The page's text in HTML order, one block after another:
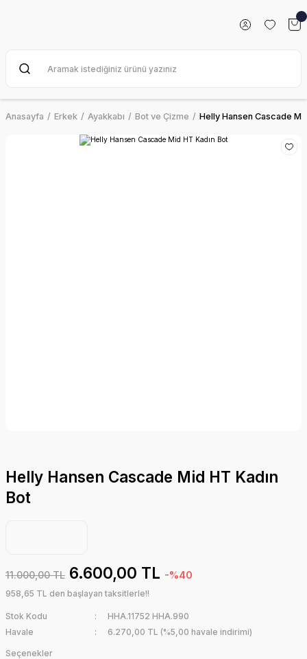
Anasayfa Erkek Ayakkabı Bot ve Çizme Helly Hansen Cascade
Helly Hansen Cascade Mid HT Kadın
Bot
11.000,00 TL 6.600,00 TL -%40
958,65 TL den başlayan taksitlerle!!
Stok Kodu
HHA.11752 HHA.990
Havale
6.270,00 TL (%5,00 havale indirimi)
Seçenekler